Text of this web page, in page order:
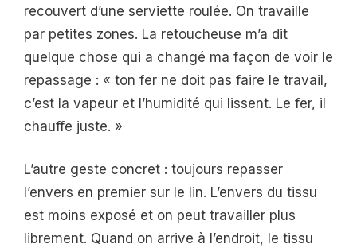
recouvert d’une serviette roulée. On travaille
par petites zones. La retoucheuse m’a dit
quelque chose qui a changé ma façon de voir le
repassage : « ton fer ne doit pas faire le travail,
c’est la vapeur et l’humidité qui lissent. Le fer, il
chauffe juste. »
L’autre geste concret : toujours repasser
l’envers en premier sur le lin. L’envers du tissu
est moins exposé et on peut travailler plus
librement. Quand on arrive à l’endroit, le tissu